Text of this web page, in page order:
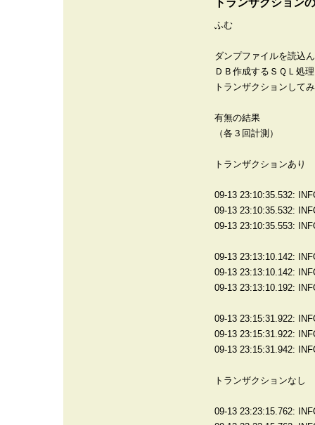
ふむ
ダンプファイルを読込
ＤＢ作成するＳＱＬ処
トランザクションして
有無の結果
（各３回計測）
トランザクションあり
09-13 23:10:35.532:
09-13 23:10:35.532:
09-13 23:10:35.553:
09-13 23:13:10.142:
09-13 23:13:10.142:
09-13 23:13:10.192:
09-13 23:15:31.922:
09-13 23:15:31.922:
09-13 23:15:31.942:
トランザクションなし
09-13 23:23:15.762: